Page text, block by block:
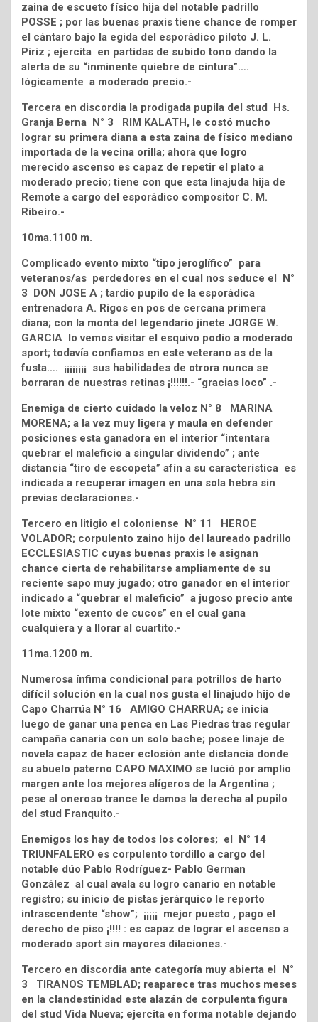
zaina de escueto físico hija del notable padrillo
POSSE ; por las buenas praxis tiene chance de romper
el cántaro bajo la egida del esporádico piloto J. L.
Piriz ; ejercita en partidas de subido tono dando la
alerta de su “inminente quiebre de cintura”….
lógicamente a moderado precio.-
Tercera en discordia la prodigada pupila del stud Hs.
Granja Berna N° 3 RIM KALATH, le costó mucho
lograr su primera diana a esta zaina de físico mediano
importada de la vecina orilla; ahora que logro
merecido ascenso es capaz de repetir el plato a
moderado precio; tiene con que esta linajuda hija de
Remote a cargo del esporádico compositor C. M.
Ribeiro.-
10ma.1100 m.
Complicado evento mixto “tipo jeroglífico” para
veteranos/as perdedores en el cual nos seduce el N°
3 DON JOSE A ; tardío pupilo de la esporádica
entrenadora A. Rigos en pos de cercana primera
diana; con la monta del legendario jinete JORGE W.
GARCIA lo vemos visitar el esquivo podio a moderado
sport; todavía confiamos en este veterano as de la
fusta…. ¡¡¡¡¡¡¡¡ sus habilidades de otrora nunca se
borraran de nuestras retinas ¡!!!!!!.- “gracias loco” .-
Enemiga de cierto cuidado la veloz N° 8 MARINA
MORENA; a la vez muy ligera y maula en defender
posiciones esta ganadora en el interior “intentara
quebrar el maleficio a singular dividendo” ; ante
distancia “tiro de escopeta” afín a su característica es
indicada a recuperar imagen en una sola hebra sin
previas declaraciones.-
Tercero en litigio el coloniense N° 11 HEROE
VOLADOR; corpulento zaino hijo del laureado padrillo
ECCLESIASTIC cuyas buenas praxis le asignan
chance cierta de rehabilitarse ampliamente de su
reciente sapo muy jugado; otro ganador en el interior
indicado a “quebrar el maleficio” a jugoso precio ante
lote mixto “exento de cucos” en el cual gana
cualquiera y a llorar al cuartito.-
11ma.1200 m.
Numerosa ínfima condicional para potrillos de harto
difícil solución en la cual nos gusta el linajudo hijo de
Capo Charrúa N° 16 AMIGO CHARRUA; se inicia
luego de ganar una penca en Las Piedras tras regular
campaña canaria con un solo bache; posee linaje de
novela capaz de hacer eclosión ante distancia donde
su abuelo paterno CAPO MAXIMO se lució por amplio
margen ante los mejores alígeros de la Argentina ;
pese al oneroso trance le damos la derecha al pupilo
del stud Franquito.-
Enemigos los hay de todos los colores; el N° 14
TRIUNFALERO es corpulento tordillo a cargo del
notable dúo Pablo Rodríguez- Pablo German
González al cual avala su logro canario en notable
registro; su inicio de pistas jerárquico le reporto
intrascendente “show”; ¡¡¡¡¡ mejor puesto , pago el
derecho de piso ¡!!!! : es capaz de lograr el ascenso a
moderado sport sin mayores dilaciones.-
Tercero en discordia ante categoría muy abierta el N°
3 TIRANOS TEMBLAD; reaparece tras muchos meses
en la clandestinidad este alazán de corpulenta figura
del stud Vida Nueva; ejercita en forma notable dejando